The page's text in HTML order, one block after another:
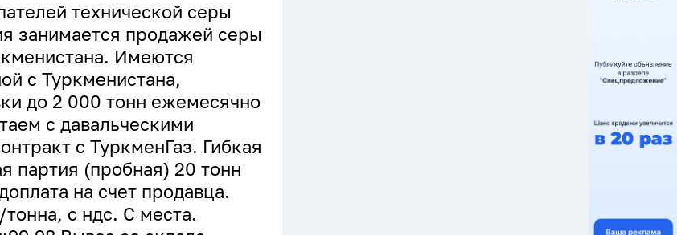
технической серы
занимается продажей серы
Имеются
с Туркменистана,
до 2 000 тонн ежемесячно
с давальческими
с ТуркменГаз. Гибкая
партия (пробная) 20 тонн
на счет продавца.
с ндс. С места.